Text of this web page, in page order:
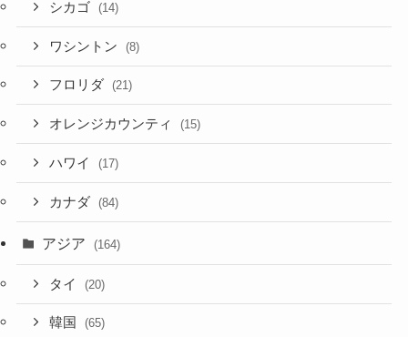
シカゴ (14)
ワシントン (8)
フロリダ (21)
オレンジカウンティ (15)
ハワイ (17)
カナダ (84)
アジア (164)
タイ (20)
韓国 (65)